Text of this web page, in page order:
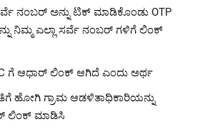
ನಂಬರ್ ಅನ್ನು ಟಿಕ್ ಮಾಡಿಕೊಂಡು OTP
ನಿಮ್ಮ ಎಲ್ಲಾ ಸರ್ವೆ ನಂಬರ್ ಗಳಿಗೆ ಲಿಂಕ್
ಗೆ ಆಧಾರ್ ಲಿಂಕ್ ಆಗಿದೆ ಎಂದು ಅರ್ಥ
ಹೋಗಿ ಗ್ರಾಮ ಆಡಳಿತಾಧಿಕಾರಿಯನ್ನು
ಲಿಂಕ್ ಮಾಡಿಸಿ